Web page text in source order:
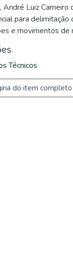
André Luiz Carneiro
para
e movimentos de
Técnicos
do item completo